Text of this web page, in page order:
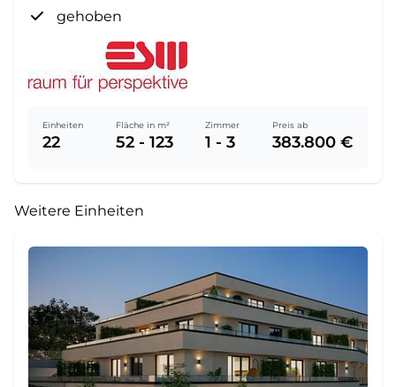
gehoben
Einheiten
22
Fläche in m²
52 - 123
Zimmer
1 - 3
Preis ab
383.800 €
Weitere Einheiten